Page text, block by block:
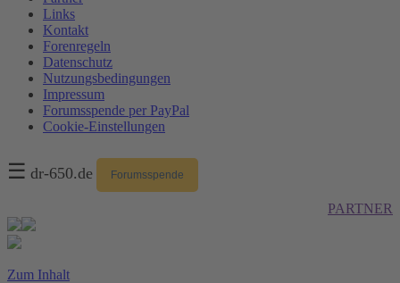
Links
Kontakt
Forenregeln
Datenschutz
Nutzungsbedingungen
Impressum
Forumsspende per PayPal
Cookie-Einstellungen
☰ dr-650.de Forumsspende
PARTNER
Zum Inhalt